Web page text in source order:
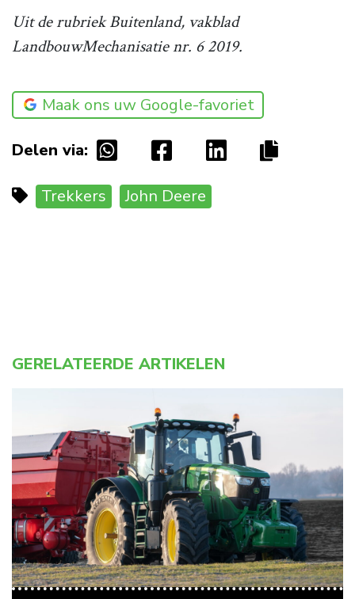
Uit de rubriek Buitenland, vakblad
LandbouwMechanisatie nr. 6 2019.
Maak ons uw Google-favoriet
Delen via:
Trekkers John Deere
GERELATEERDE ARTIKELEN